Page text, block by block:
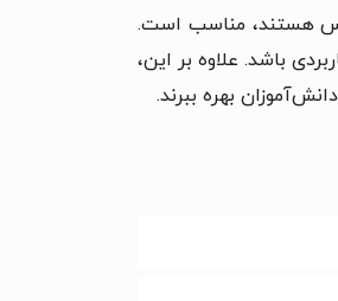
درس هستند، مناسب است.
باشد. علاوه بر این،
بهره ببرند.